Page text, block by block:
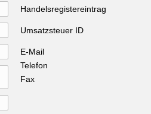
Handelsregistereintrag
Umsatzsteuer ID
E-Mail
Telefon
Fax